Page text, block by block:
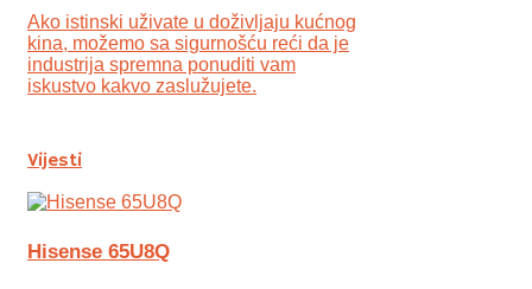
Ako istinski uživate u doživljaju kućnog
kina, možemo sa sigurnošću reći da je
industrija spremna ponuditi vam
iskustvo kakvo zaslužujete.
Vijesti
Hisense 65U8Q